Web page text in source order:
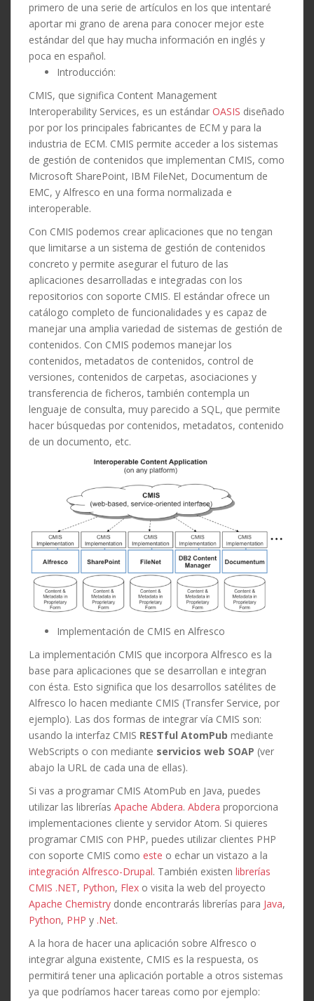
primero de una serie de artículos en los que intentaré
aportar mi grano de arena para conocer mejor este
estándar del que hay mucha información en inglés y
poca en español.
Introducción:
CMIS, que significa Content Management
Interoperability Services, es un estándar OASIS diseñado
por por los principales fabricantes de ECM y para la
industria de ECM. CMIS permite acceder a los sistemas
de gestión de contenidos que implementan CMIS, como
Microsoft SharePoint, IBM FileNet, Documentum de
EMC, y Alfresco en una forma normalizada e
interoperable.
Con CMIS podemos crear aplicaciones que no tengan
que limitarse a un sistema de gestión de contenidos
concreto y permite asegurar el futuro de las
aplicaciones desarrolladas e integradas con los
repositorios con soporte CMIS. El estándar ofrece un
catálogo completo de funcionalidades y es capaz de
manejar una amplia variedad de sistemas de gestión de
contenidos. Con CMIS podemos manejar los
contenidos, metadatos de contenidos, control de
versiones, contenidos de carpetas, asociaciones y
transferencia de ficheros, también contempla un
lenguaje de consulta, muy parecido a SQL, que permite
hacer búsquedas por contenidos, metadatos, contenido
de un documento, etc.
Implementación de CMIS en Alfresco
La implementación CMIS que incorpora Alfresco es la
base para aplicaciones que se desarrollan e integran
con ésta. Esto significa que los desarrollos satélites de
Alfresco lo hacen mediante CMIS (Transfer Service, por
ejemplo). Las dos formas de integrar vía CMIS son:
usando la interfaz CMIS RESTful AtomPub mediante
WebScripts o con mediante servicios web SOAP (ver
abajo la URL de cada una de ellas).
Si vas a programar CMIS AtomPub en Java, puedes
utilizar las librerías Apache Abdera. Abdera proporciona
implementaciones cliente y servidor Atom. Si quieres
programar CMIS con PHP, puedes utilizar clientes PHP
con soporte CMIS como este o echar un vistazo a la
integración Alfresco-Drupal. También existen librerías
CMIS .NET, Python, Flex o visita la web del proyecto
Apache Chemistry donde encontrarás librerías para Java,
Python, PHP y .Net.
A la hora de hacer una aplicación sobre Alfresco o
integrar alguna existente, CMIS es la respuesta, os
permitirá tener una aplicación portable a otros sistemas
ya que podríamos hacer tareas como por ejemplo: